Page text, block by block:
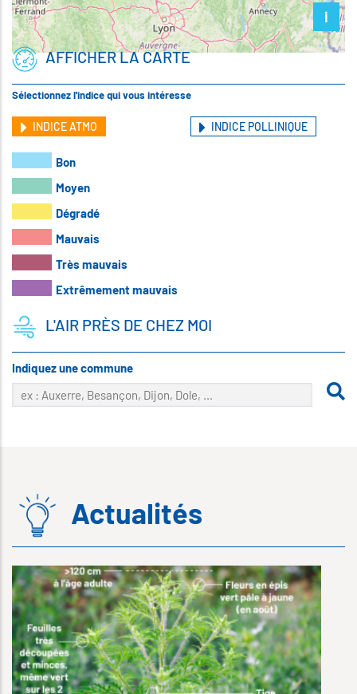
i
AFFICHER LA CARTE
Sélectionnez l'indice qui vous intéresse
INDICE ATMO INDICE POLLINIQUE
Bon
Moyen
Dégradé
Mauvais
Très mauvais
Extrêmement mauvais
L'AIR PRÈS DE CHEZ MOI
Indiquez une commune
Actualités